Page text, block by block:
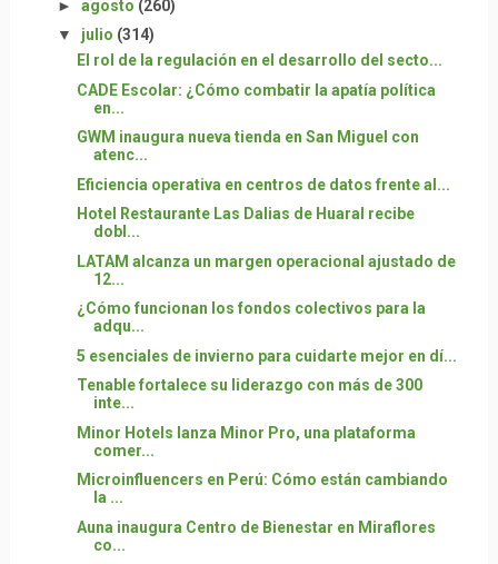
► agosto (260)
▼ julio (314)
El rol de la regulación en el desarrollo del secto...
CADE Escolar: ¿Cómo combatir la apatía política
en...
GWM inaugura nueva tienda en San Miguel con
atenc...
Eficiencia operativa en centros de datos frente al...
Hotel Restaurante Las Dalias de Huaral recibe
dobl...
LATAM alcanza un margen operacional ajustado de
12...
¿Cómo funcionan los fondos colectivos para la
adqu...
5 esenciales de invierno para cuidarte mejor en dí...
Tenable fortalece su liderazgo con más de 300
inte...
Minor Hotels lanza Minor Pro, una plataforma
comer...
Microinfluencers en Perú: Cómo están cambiando
la ...
Auna inaugura Centro de Bienestar en Miraflores
co...